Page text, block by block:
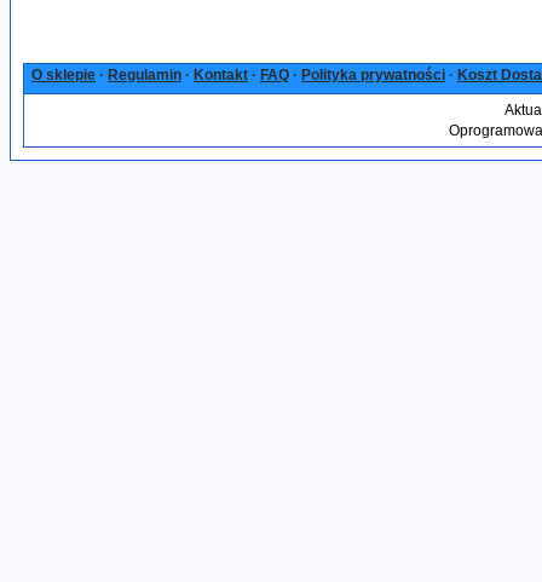
O sklepie · Regulamin · Kontakt · FAQ · Polityka prywatności · Koszt